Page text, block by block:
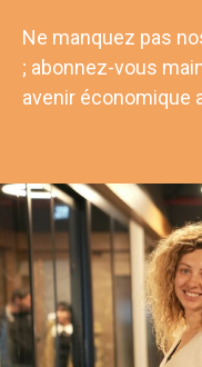
Ne manquez pas
; abonnez-vous
avenir économique